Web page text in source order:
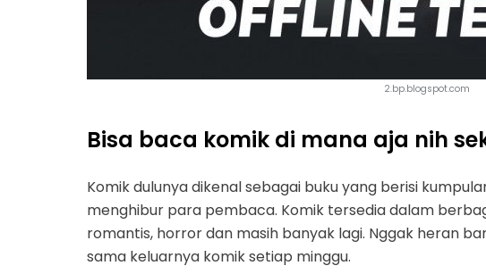
2.bp.blogspot.com
Bisa baca komik di mana aja nih
Komik dulunya dikenal sebagai buku yang berisi
menghibur para pembaca. Komik tersedia dalam
romantis, horror dan masih banyak lagi. Nggak heran
sama keluarnya komik setiap minggu.